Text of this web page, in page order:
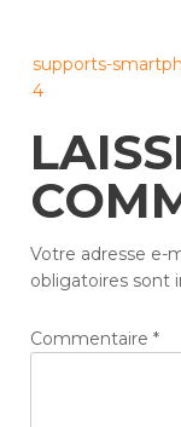
navigation
supports-
4
Votre adresse e-
obligatoires sont
Commentaire *